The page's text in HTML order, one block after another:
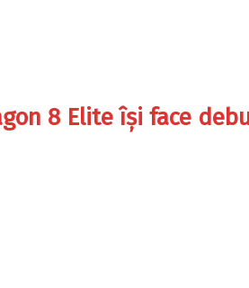
8 Elite își face